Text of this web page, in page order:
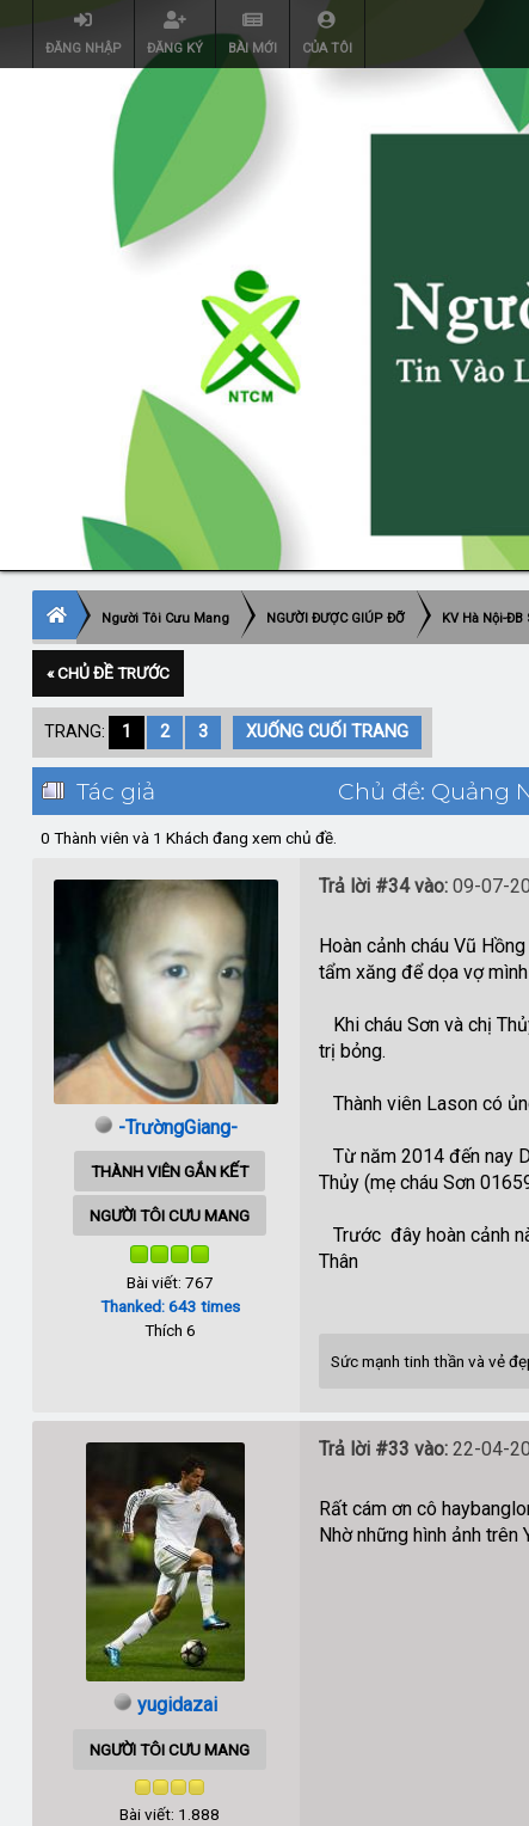
ĐĂNG NHẬP ĐĂNG KÝ BÀI MỚI CỦA TÔI
Người Tôi Cưu Mang NGƯỜI ĐƯỢC GIÚP ĐỠ KV Hà Nội-
« CHỦ ĐỀ TRƯỚC
TRANG: 1 2 3 XUỐNG CUỐI TRANG
Tác giả Chủ đề: Quảng
0 Thành viên và 1 Khách đang xem chủ đề.
-TrườngGiang-
THÀNH VIÊN GẮN KẾT
NGƯỜI TÔI CƯU MANG
Bài viết: 767
Thanked: 643 times
Thích 6
Trả lời #34 vào:09-07-
Hoàn cảnh cháu Vũ
tẩm xăng để dọa vợ
Khi cháu Sơn và chị
trị bỏng.
Thành viên Lason có
Từ năm 2014 đến nay
Thủy (mẹ cháu Sơn
Trước đây hoàn cảnh
Thân
Sức mạnh tinh thần và vẻ
yugidazai
NGƯỜI TÔI CƯU MANG
Bài viết: 1.888
Trả lời #33 vào:22-04-
Rất cám ơn cô
Nhờ những hình ảnh